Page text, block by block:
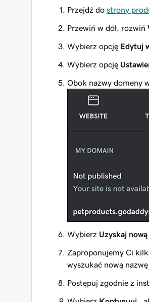
Przejdź do strony
Przewiń w dół, rozwiń
Wybierz opcję Edytuj
Wybierz opcję
Obok nazwy domeny
Wybierz Uzyskaj
Zaproponujemy Ci
wyszukać nową nazwę
Postępuj zgodnie z